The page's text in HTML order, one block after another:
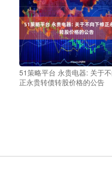
51策略平台 永贵电器: 关于
正永贵转债转股价格的公告